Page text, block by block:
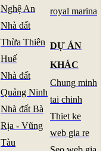
Nghệ An
Nhà đất
Thừa Thiên
Huế
Nhà đất
Quảng Ninh
Nhà đất Bà
Rịa - Vũng
Tàu
royal marina
DỰ ÁN
KHÁC
Chung minh
tai chinh
Thiet ke
web gia re